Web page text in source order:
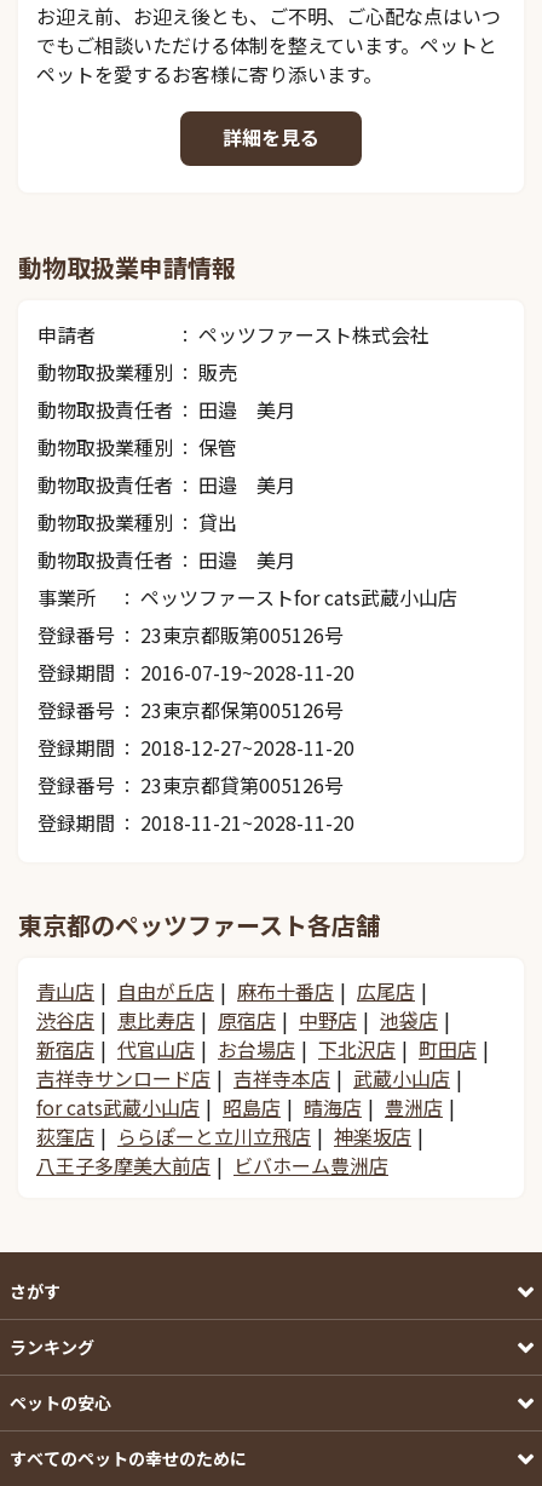
お迎え前、お迎え後とも、ご不明、ご心配な点はいつ
でもご相談いただける体制を整えています。ペットと
ペットを愛するお客様に寄り添います。
詳細を見る
動物取扱業申請情報
申請者
ペッツファースト株式会社
動物取扱業種別
販売
動物取扱責任者
田邉 美月
動物取扱業種別
保管
動物取扱責任者
田邉 美月
動物取扱業種別
貸出
動物取扱責任者
田邉 美月
事業所
ペッツファーストfor cats武蔵小山店
登録番号
23東京都販第005126号
登録期間
2016-07-19~2028-11-20
登録番号
23東京都保第005126号
登録期間
2018-12-27~2028-11-20
登録番号
23東京都貸第005126号
登録期間
2018-11-21~2028-11-20
東京都のペッツファースト各店舗
青山店 自由が丘店 麻布十番店
広尾店
渋谷店
恵比寿店 原宿店 中野店
池袋店
新宿店
代官山店 お台場店 下北沢店
町田店
吉祥寺サンロード店
吉祥寺本店
武蔵小山店
for cats武蔵小山店
昭島店 晴海店
豊洲店
荻窪店
ららぽーと立川立飛店
神楽坂店
八王子多摩美大前店
ビバホーム豊洲店
さがす
ランキング
ペットの安心
すべてのペットの幸せのために